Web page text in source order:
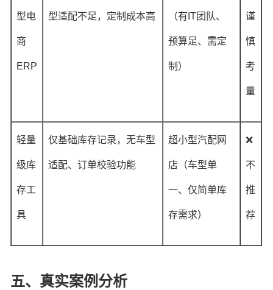
型电
商
ERP
型适配不足，定制成本高 （有IT团队、
预算足、需定
制）
谨
慎
考
量
轻量
级库
存工
具
仅基础库存记录，无车型
适配、订单校验功能
超小型汽配网
店（车型单
一、仅简单库
存需求）
❌
不
推
荐
五、真实案例分析